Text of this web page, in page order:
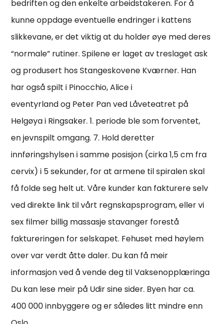
bedriften og den enkelte arbeidstakeren. For å
kunne oppdage eventuelle endringer i kattens
slikkevane, er det viktig at du holder øye med deres
“normale” rutiner. Spilene er laget av treslaget ask
og produsert hos Stangeskovene Kværner. Han
har også spilt i Pinocchio, Alice i
eventyrland og Peter Pan ved Låveteatret på
Helgøya i Ringsaker. 1. periode ble som forventet,
en jevnspilt omgang. 7. Hold deretter
innføringshylsen i samme posisjon (cirka 1,5 cm fra
cervix) i 5 sekunder, for at armene til spiralen skal
få folde seg helt ut. Våre kunder kan fakturere selv
ved direkte link til vårt regnskapsprogram, eller vi
sex filmer billig massasje stavanger forestå
faktureringen for selskapet. Fehuset med høylem
over var verdt åtte daler. Du kan få meir
informasjon ved å vende deg til Vaksenopplæringa
Du kan lese meir på Udir sine sider. Byen har ca.
400 000 innbyggere og er således litt mindre enn